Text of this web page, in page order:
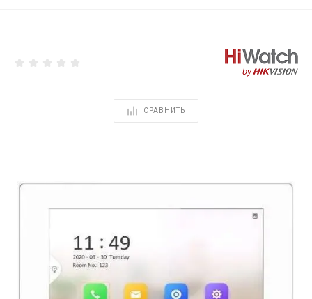
СРАВНИТЬ